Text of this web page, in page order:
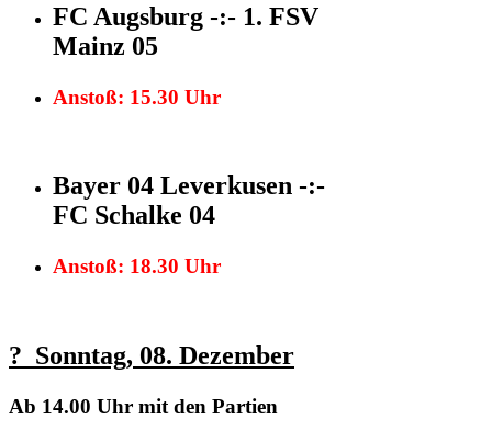
FC Augsburg -:- 1. FSV
Mainz 05
Anstoß: 15.30 Uhr
Bayer 04 Leverkusen -:-
FC Schalke 04
Anstoß: 18.30 Uhr
? Sonntag, 08. Dezember
Ab 14.00 Uhr mit den Partien